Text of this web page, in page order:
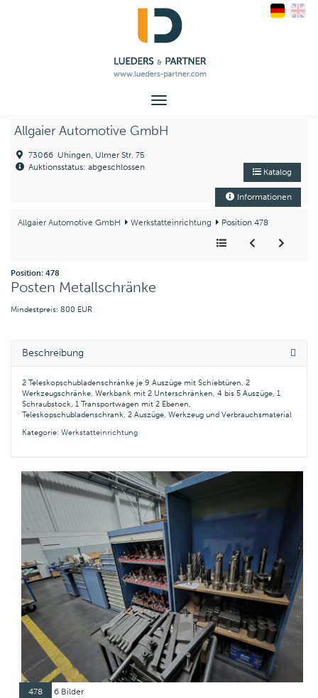
Toggle
Allgaier Automotive GmbH
73066 Uhingen, Ulmer Str. 75
Auktionsstatus: abgeschlossen
Katalog
Informationen
Allgaier Automotive GmbH Werkstatteinrichtung Position 478
Position: 478
Posten Metallschränke
Mindestpreis: 800 EUR
Beschreibung
2 Teleskopschubladenschränke je 9 Auszüge mit Schiebtüren, 2
Werkzeugschränke, Werkbank mit 2 Unterschränken, 4 bis 5 Auszüge, 1
Schraubstock, 1 Transportwagen mit 2 Ebenen,
Teleskopschubladenschrank, 2 Auszüge, Werkzeug und Verbrauchsmaterial
Kategorie: Werkstatteinrichtung
478 6 Bilder